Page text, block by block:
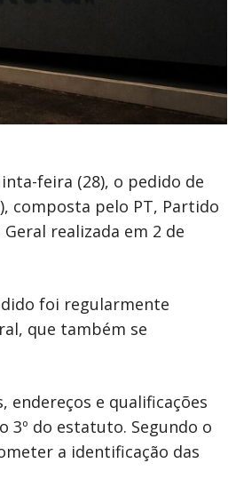
feira (28), o pedido de
composta pelo PT, Partido
realizada em 2 de
foi regularmente
que também se
endereços e qualificações
do estatuto. Segundo o
a identificação das